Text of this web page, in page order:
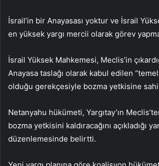
İsrail’in bir Anayasası yoktur ve İsrail
en yüksek yargı mercii olarak görev
İsrail Yüksek Mahkemesi, Meclis’in
Anayasa taslağı olarak kabul edilen “temel
olduğu gerekçesiyle bozma yetkisine
Netanyahu hükümeti, Yargıtay’ın
bozma yetkisini kaldıracağını açıkladığı
düzenlemesinde belirtti.